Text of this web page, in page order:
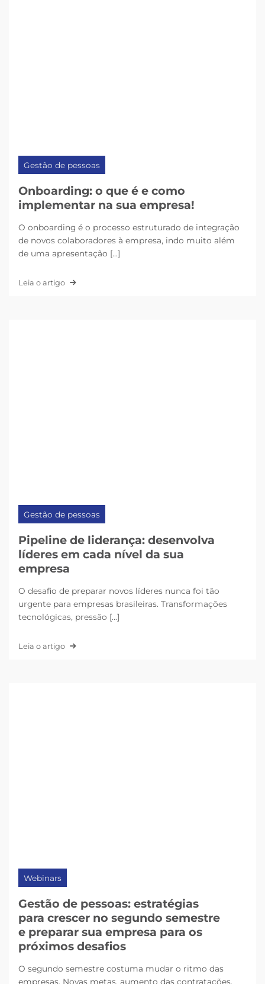
Gestão de pessoas
Onboarding: o que é e como
implementar na sua empresa!
O onboarding é o processo estruturado de integração
de novos colaboradores à empresa, indo muito além
de uma apresentação [...]
Leia o artigo
Gestão de pessoas
Pipeline de liderança: desenvolva
líderes em cada nível da sua
empresa
O desafio de preparar novos líderes nunca foi tão
urgente para empresas brasileiras. Transformações
tecnológicas, pressão [...]
Leia o artigo
Webinars
Gestão de pessoas: estratégias
para crescer no segundo semestre
e preparar sua empresa para os
próximos desafios
O segundo semestre costuma mudar o ritmo das
empresas. Novas metas, aumento das contratações,